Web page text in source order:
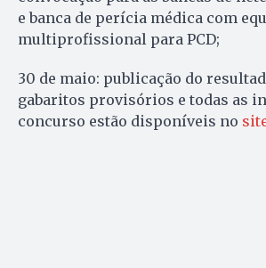
e banca de perícia médica com
multiprofissional para PCD;
30 de maio: publicação do
gabaritos provisórios e todas as
concurso estão disponíveis no